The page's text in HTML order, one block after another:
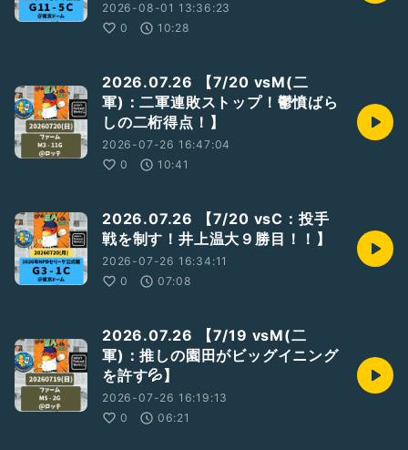
2026-08-01 13:36:23
0
10:28
2026.07.26 【7/20 vsM(二
軍)：二軍連敗ストップ！鬱憤ばら
しの二桁得点！】
2026-07-26 16:47:04
0
10:41
2026.07.26 【7/20 vsC：投手
戦を制す！井上温大９勝目！！】
2026-07-26 16:34:11
0
07:08
2026.07.26 【7/19 vsM(二
軍)：推しの園田がビッグイニング
を許す💦】
2026-07-26 16:19:13
0
06:21